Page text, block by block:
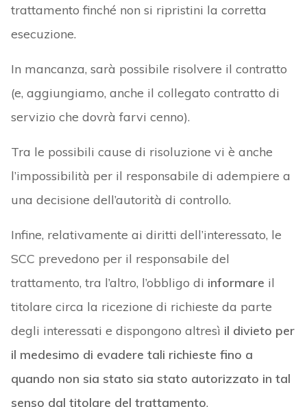
trattamento finché non si ripristini la corretta
esecuzione.
In mancanza, sarà possibile risolvere il contratto
(e, aggiungiamo, anche il collegato contratto di
servizio che dovrà farvi cenno).
Tra le possibili cause di risoluzione vi è anche
l’impossibilità per il responsabile di adempiere a
una decisione dell’autorità di controllo.
Infine, relativamente ai diritti dell’interessato, le
SCC prevedono per il responsabile del
trattamento, tra l’altro, l’obbligo di informare il
titolare circa la ricezione di richieste da parte
degli interessati e dispongono altresì il divieto per
il medesimo di evadere tali richieste fino a
quando non sia stato sia stato autorizzato in tal
senso dal titolare del trattamento.